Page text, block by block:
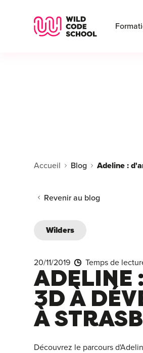
Wild Code
Accueil Blog Adeline :
Revenir au blog
Wilders
20/11/2019 Temps de
ADELINE
3D À
À
Découvrez le parcours